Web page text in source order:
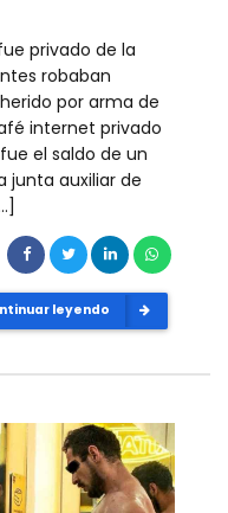
privado de la
robaban
por arma de
internet privado
el saldo de un
junta auxiliar de
leyendo